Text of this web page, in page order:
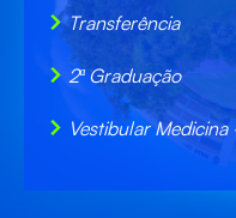
Transferência
2ª Graduação
Vestibular